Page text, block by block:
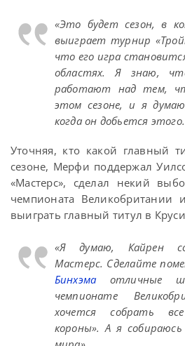
«Это будет сезон, в
выиграет турнир
что его игра
областях. Я знаю,
работают над тем,
этом сезоне, и я
когда он добьется
Уточняя, кто какой главный
сезоне, Мерфи поддержал
«Мастерс», сделал некий
чемпионата Великобритании
выиграть главный титул в
«Я думаю, Кайрен
Мастерс. Сделайте
Бинхэма отличные
чемпионате
хочется собрать
короны». А я